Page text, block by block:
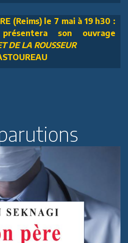
(Reims) le 7 mai à 19 h30 :
présentera son ouvrage
DE LA ROUSSEUR